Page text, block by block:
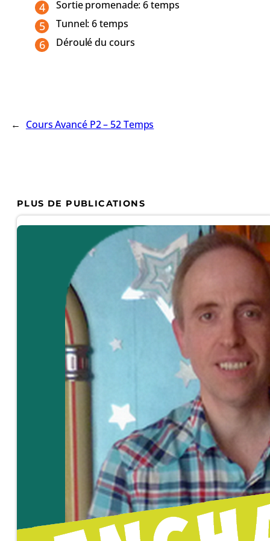
Sortie promenade: 6 temps
Tunnel: 6 temps
Déroulé du cours
← Cours Avancé P2 – 52 Temps
PLUS DE PUBLICATIONS